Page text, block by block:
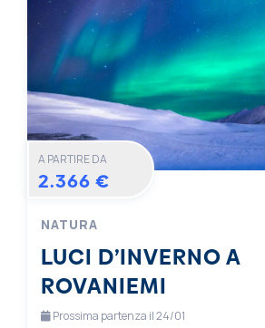
A PARTIRE DA
2.366 €
NATURA
LUCI D’INVERNO A
ROVANIEMI
Prossima partenza il 24/01